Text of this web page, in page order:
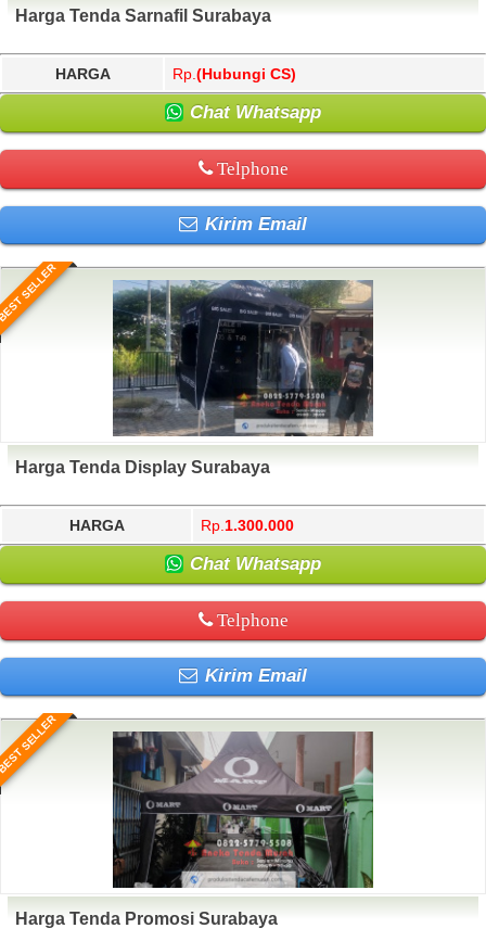
Harga Tenda Sarnafil Surabaya
HARGA Rp. (Hubungi CS)
Chat Whatsapp
Telphone
Kirim Email
SELLER
Harga Tenda Display Surabaya
HARGA Rp. 1.300.000
Chat Whatsapp
Telphone
Kirim Email
SELLER
Harga Tenda Promosi Surabaya